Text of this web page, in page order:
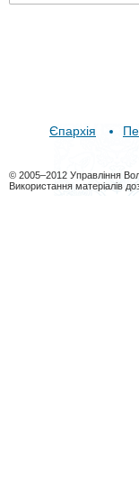
Єпархія
© 2005–2012 Управління
Використання матеріалів